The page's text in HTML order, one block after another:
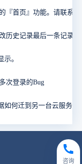
。
次登录的Bug
咨询